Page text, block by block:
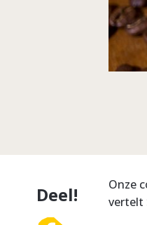
Deel!
Onze
vertelt